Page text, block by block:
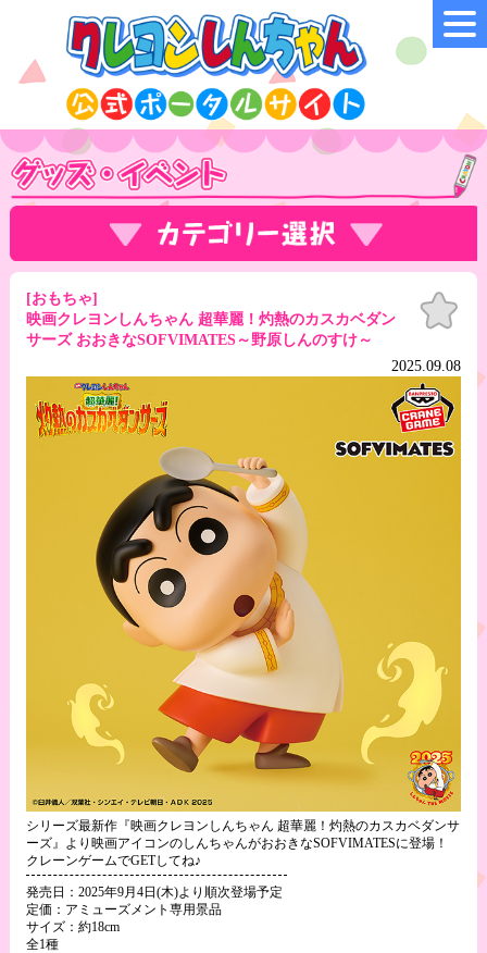
[おもちゃ]
映画クレヨンしんちゃん 超華麗！灼熱のカスカベダン
サーズ おおきなSOFVIMATES～野原しんのすけ～
お気
に入
2025.09.08
シリーズ最新作『映画クレヨンしんちゃん 超華麗！灼熱のカスカベダンサ
ーズ』より映画アイコンのしんちゃんがおおきなSOFVIMATESに登場！
クレーンゲームでGETしてね♪
発売日：2025年9月4日(木)より順次登場予定
定価：アミューズメント専用景品
サイズ：約18cm
全1種